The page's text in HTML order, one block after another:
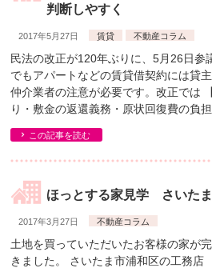
判断しやすく
2017年5月27日 賃貸 不動産コラム
民法の改正が120年ぶりに、5月26日参
でもアパートなどの賃貸借契約には貸
仲介業者の注意が必要です。改正では
り・敷金の返還義務・原状回復費の負
この記事を読む
ほっとする家見学 さいた
2017年3月27日 不動産コラム
土地を買っていただいたお客様の家が
きました。 さいたま市浦和区の工務